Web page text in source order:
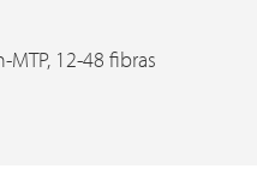
MTP, 12-48 fibras